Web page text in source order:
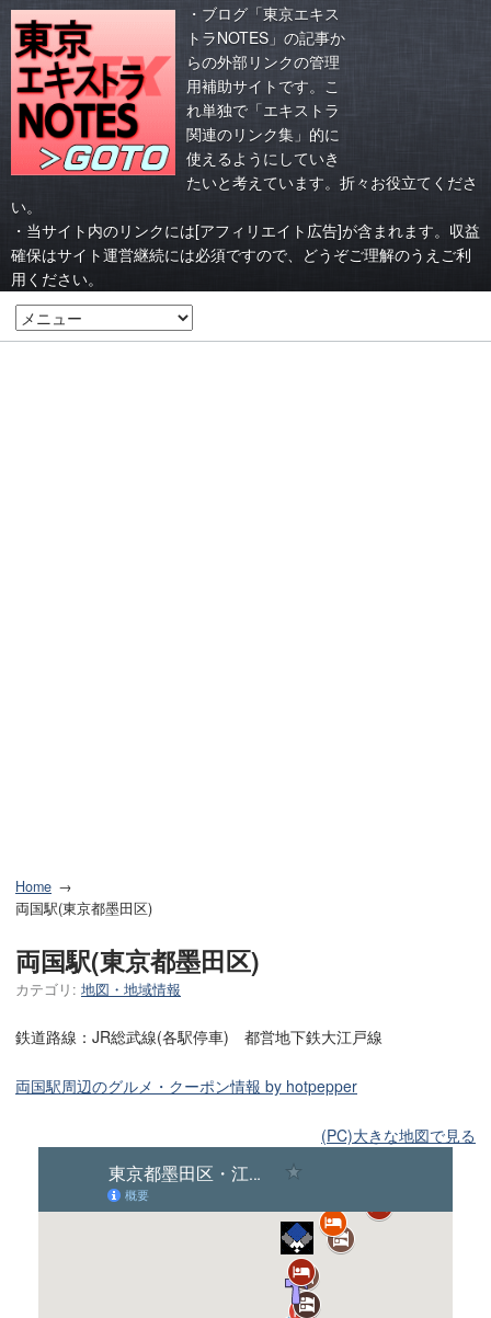
・ブログ「東京エキス
トラNOTES」の記事か
らの外部リンクの管理
用補助サイトです。こ
れ単独で「エキストラ
関連のリンク集」的に
使えるようにしていき
たいと考えています。折々お役立てくださ
い。
・当サイト内のリンクには[アフィリエイト広告]が含まれます。収益
確保はサイト運営継続には必須ですので、どうぞご理解のうえご利
用ください。
Home
両国駅(東京都墨田区)
両国駅(東京都墨田区)
カテゴリ: 地図・地域情報
鉄道路線：JR総武線(各駅停車) 都営地下鉄大江戸線
両国駅周辺のグルメ・クーポン情報 by hotpepper
(PC)大きな地図で見る